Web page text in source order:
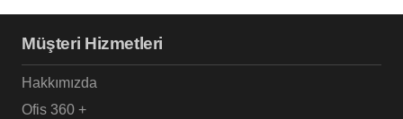
Müşteri Hizmetleri
Hakkımızda
Ofis 360 +